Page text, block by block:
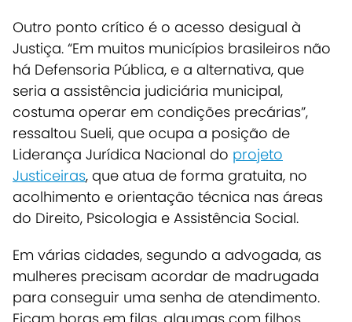
Outro ponto crítico é o acesso desigual à
Justiça. “Em muitos municípios brasileiros não
há Defensoria Pública, e a alternativa, que
seria a assistência judiciária municipal,
costuma operar em condições precárias”,
ressaltou Sueli, que ocupa a posição de
Liderança Jurídica Nacional do projeto
Justiceiras, que atua de forma gratuita, no
acolhimento e orientação técnica nas áreas
do Direito, Psicologia e Assistência Social.
Em várias cidades, segundo a advogada, as
mulheres precisam acordar de madrugada
para conseguir uma senha de atendimento.